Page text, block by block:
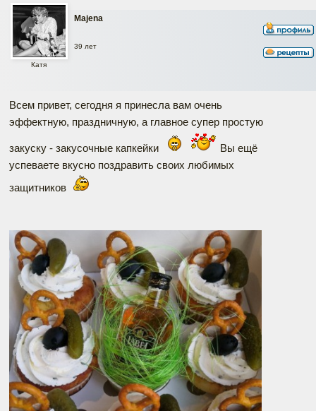
Majena
Катя
39 лет
Всем привет, сегодня я принесла вам очень
эффектную, праздничную, а главное супер простую
закуску - закусочные капкейки
Вы ещё
успеваете вкусно поздравить своих любимых
защитников